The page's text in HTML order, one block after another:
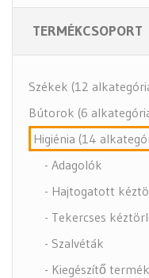
TERMÉKCSOPORT
Székek (12
Bútorok (6
Higiénia (14
- Adagolók
- Hajtogatott
- Tekercses
- Szalvéták
- Kiegészítő